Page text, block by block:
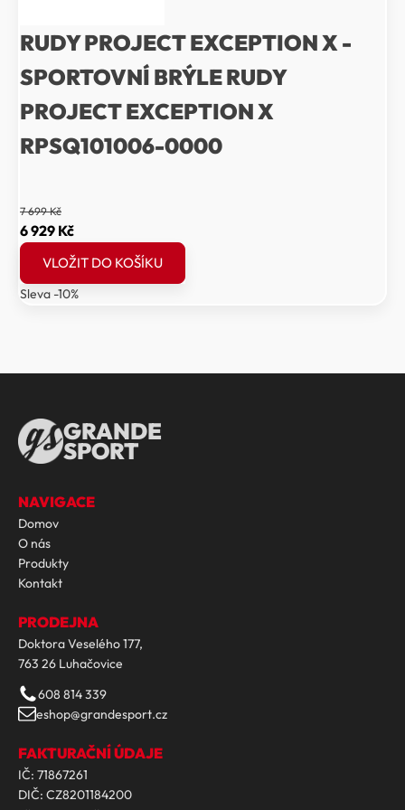
RUDY PROJECT EXCEPTION X -
SPORTOVNÍ BRÝLE RUDY
PROJECT EXCEPTION X
RPSQ101006-0000
7 699Kč
Původní
cena
byla:
7
6 929 KčAktuální
cena
6
VLOŽIT DO KOŠÍKU
Sleva -10%
GRANDE
SPORT
NAVIGACE
Domov
O nás
Produkty
Kontakt
PRODEJNA
Doktora Veselého 177,
763 26 Luhačovice
608 814 339
eshop@grandesport.cz
FAKTURAČNÍ ÚDAJE
IČ: 71867261
DIČ: CZ8201184200